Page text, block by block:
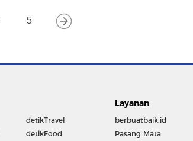
5
detikTravel
detikFood
Layanan
berbuatbaik.id
Pasang Mata